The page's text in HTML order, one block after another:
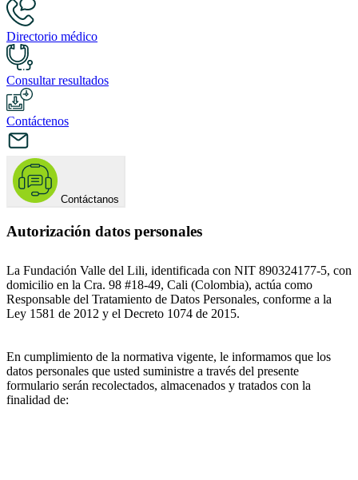
Directorio médico
Consultar resultados
Contáctenos
Contáctanos
Autorización datos personales
La Fundación Valle del Lili, identificada con NIT 890324177-5, con
domicilio en la Cra. 98 #18-49, Cali (Colombia), actúa como
Responsable del Tratamiento de Datos Personales, conforme a la
Ley 1581 de 2012 y el Decreto 1074 de 2015.
En cumplimiento de la normativa vigente, le informamos que los
datos personales que usted suministre a través del presente
formulario serán recolectados, almacenados y tratados con la
finalidad de: